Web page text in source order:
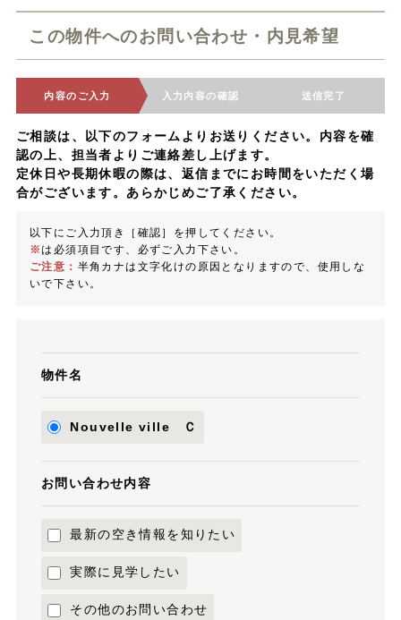
この物件へのお問い合わせ・内見希望
内容のご入力 入力内容の確認 送信完了
ご相談は、以下のフォームよりお送りください。内容を確
認の上、担当者よりご連絡差し上げます。
定休日や長期休暇の際は、返信までにお時間をいただく場
合がございます。あらかじめご了承ください。
以下にご入力頂き［確認］を押してください。
※は必須項目です、必ずご入力下さい。
ご注意： 半角カナは文字化けの原因となりますので、使用しな
いで下さい。
物件名
Nouvelle ville Ｃ
お問い合わせ内容
最新の空き情報を知りたい
実際に見学したい
その他のお問い合わせ